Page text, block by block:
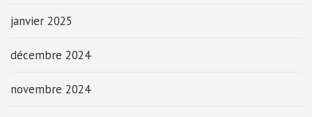
janvier 2025
décembre 2024
novembre 2024